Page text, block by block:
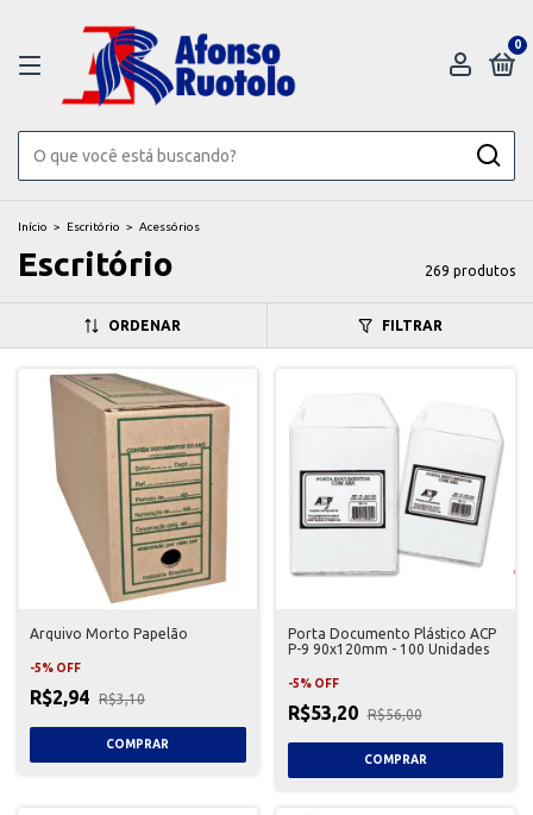
0
Início > Escritório > Acessórios
Escritório 269 produtos
ORDENAR FILTRAR
Arquivo Morto Papelão
-5% OFF
R$2,94 R$3,10
Porta Documento Plástico ACP
P-9 90x120mm - 100 Unidades
-5% OFF
R$53,20 R$56,00